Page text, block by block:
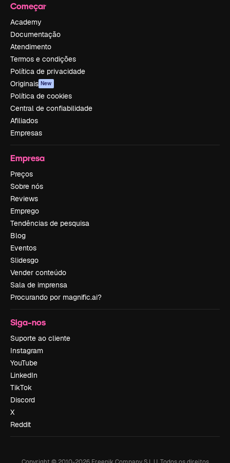
Começar
Academy
Documentação
Atendimento
Termos e condições
Política de privacidade
Originais New
Política de cookies
Central de confiabilidade
Afiliados
Empresas
Empresa
Preços
Sobre nós
Reviews
Emprego
Tendências de pesquisa
Blog
Eventos
Slidesgo
Vender conteúdo
Sala de imprensa
Procurando por magnific.ai?
Siga-nos
Suporte ao cliente
Instagram
YouTube
LinkedIn
TikTok
Discord
X
Reddit